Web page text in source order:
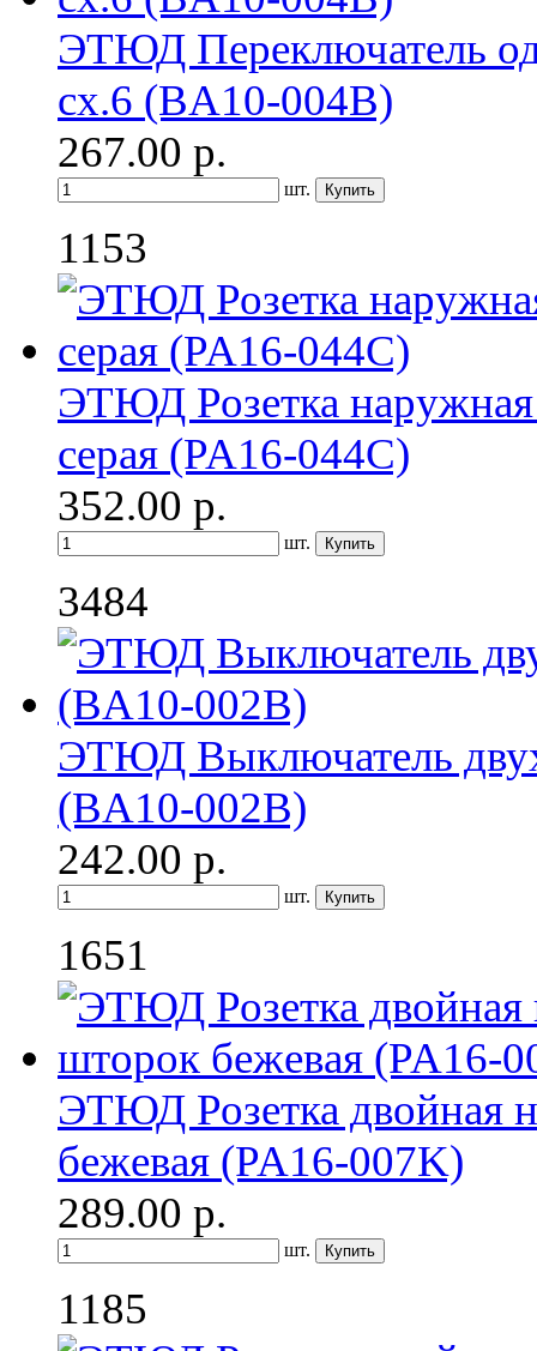
ЭТЮД Переключатель
сх.6 (BA10-004B)
267.00 р.
шт.
1153
ЭТЮД Розетка наружная
серая (PA16-044C)
352.00 р.
шт.
3484
ЭТЮД Выключатель
(BA10-002B)
242.00 р.
шт.
1651
ЭТЮД Розетка двойная
бежевая (PA16-007K)
289.00 р.
шт.
1185